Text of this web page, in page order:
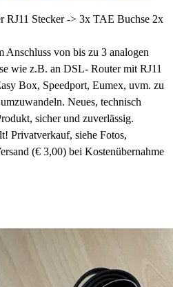
RJ11 Stecker -> 3x TAE Buchse 2x
Anschluss von bis zu 3 analogen
wie z.B. an DSL- Router mit RJ11
Box, Speedport, Eumex, uvm. zu
Neues, technisch
sicher und zuverlässig.
Privatverkauf, siehe Fotos,
(€ 3,00) bei Kostenübernahme